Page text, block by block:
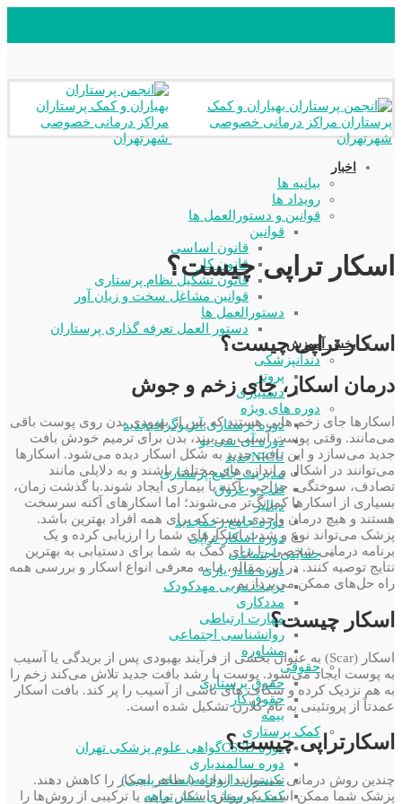
اخبار
بیانیه ها
رویداد ها
قوانین و دستورالعمل ها
قوانین
قانون اساسی
قانون کار
قانون تشکیل نظام پرستاری
قوانین مشاغل سخت و زیان آور
دستورالعمل ها
دستور العمل تعرفه گذاری پرستاران
بخش آموزش
دندانپزشکی
پروتز
دستیاری
دوره های ویژه
دوره پرستاری آنژیوگرافیجدید
دوره آی سی یو
NICUجدید
مدیریت جامع پرستاری
قلب و عروق
دیالیز
دوره جامع زخمجدید
دوره اسکار تراپی
حمایتی اجتماعی
دوره مادر یاری
تربیت مربی مهدکودک
مددکاری
مهارت ارتباطی
روانشناسی اجتماعی
مشاوره
حقوقی
حقوق پرستاری
حقوق کار
بیمه
کمک پرستاری
دوره CSSD
گواهی علوم پزشکی تهران
دوره سالمندیاری
تکنسین داروخانه(نسخه پیچی)
کمک پرستاری شش ماهه
اسکار تراپی چیست؟
اسکار تراپی چیست؟
درمان اسکار، جای زخم و جوش
اسکارها جای زخم هایی هستند که پس از بهبودی بدن روی پوست باقی
می‌مانند. وقتی پوست آسیب می‌بیند، بدن برای ترمیم خودش بافت
جدید می‌سازد و این بافت جدید به شکل اسکار دیده می‌شود. اسکار‌ها
می‌توانند در اشکال و اندازه های مختلف باشند و به دلایلی مانند
تصادف، سوختگی، جراحی، آکنه یا بیماری ایجاد شوند.با گذشت زمان،
بسیاری از اسکار‌ها کمرنگ‌تر می‌شوند؛ اما اسکارهای آکنه سرسخت
هستند و هیچ درمان واحدی نیست که برای همه افراد بهترین باشد.
پزشک می‌تواند نوع و شدت اسکارهای شما را ارزیابی کرده و یک
برنامه درمانی شخصی را برای کمک به شما برای دستیابی به بهترین
نتایج توصیه کنند. در این مقاله، ما به معرفی انواع اسکار و بررسی همه
راه حل‌های ممکن می‌پردازیم.
اسکار چیست؟
اسکار (Scar) به عنوان بخشی از فرآیند بهبودی پس از بریدگی یا آسیب
به پوست ایجاد می‌شود. پوست با رشد بافت جدید تلاش می‌کند زخم را
به هم نزدیک کرده و شکاف های ناشی از آسیب را پر کند. بافت اسکار
عمدتاً از پروتئینی به نام کلاژن تشکیل شده است.
اسکارتراپی چیست؟
چندین روش درمانی می‌توانند اندازه یا ظاهر اسکار را کاهش دهند.
پزشک شما ممکن است یک روش اسکار تراپی یا ترکیبی از روش‌ها را